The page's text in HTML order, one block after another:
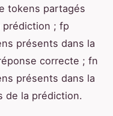
tokens partagés
; fp
présents dans la
correcte ; fn
présents dans la
de la prédiction.